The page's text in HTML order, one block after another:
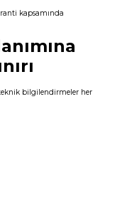
kapsamında
teknik bilgilendirmeler her